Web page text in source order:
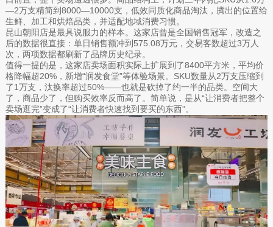
—2万支精简到8000—10000支，低效同质化商品淘汰，腾出的位置给
生鲜、加工和烘焙品类，并适配地域消费习惯。
昆山朝阳店是最具说服力的样本。这家店曾是全国销售冠军，改造之
后的数据很直接：单日销售额冲到575.08万元，交易客数超过3万人
次，两项数据都刷新了品牌历史纪录。
值得一提的是，这家店卖场面积实际上扩展到了8400平方米，平均价
格降幅超20%，新增“润发食堂”等体验场景。SKU数量从2万支压缩到
了1万支，汰换率超过50%——也就是砍掉了约一半的品类。空间大
了，商品少了，但购买效率反而高了。简单说，是从“让消费者把整个
卖场逛完”变成了“让消费者快速找到要买的东西”。